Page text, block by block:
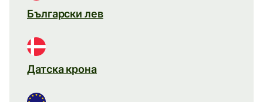
Български лев
Датска крона